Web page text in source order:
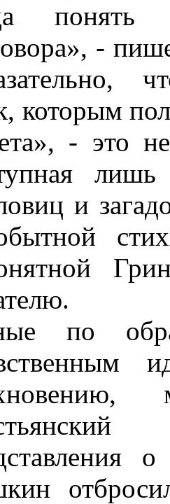
понять
-
которым
- это
и
по
о